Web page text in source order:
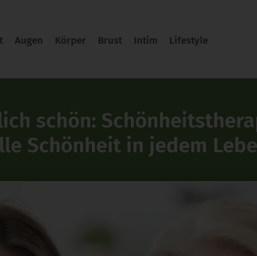
Augen Körper Brust Intim Lifestyle
schön:
Schönheit in jedem